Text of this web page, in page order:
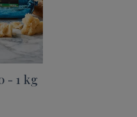
- 1 kg